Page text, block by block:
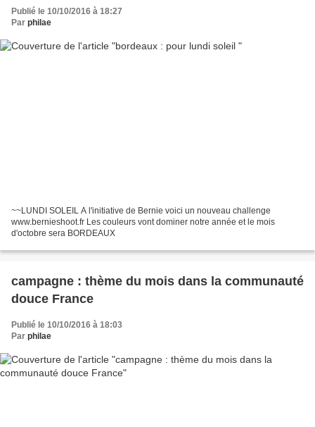
Publié le 10/10/2016 à 18:27
Par philae
~~LUNDI SOLEIL A l'initiative de Bernie voici un nouveau challenge
www.bernieshoot.fr Les couleurs vont dominer notre année et le mois
d'octobre sera BORDEAUX
campagne : thème du mois dans la communauté
douce France
Publié le 10/10/2016 à 18:03
Par philae